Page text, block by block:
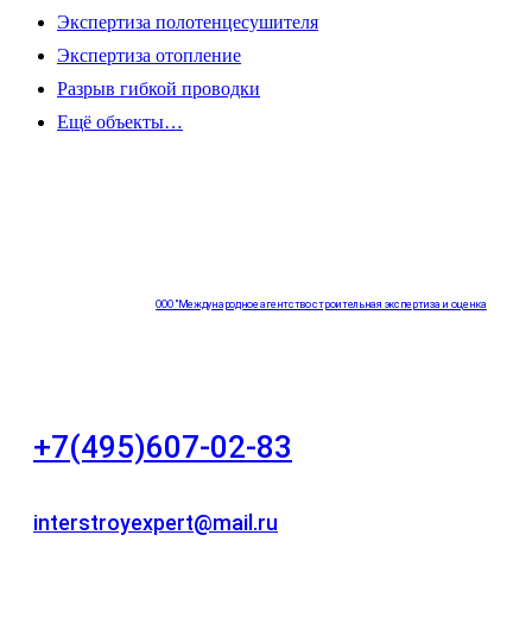
Экспертиза полотенцесушителя
Экспертиза отопление
Разрыв гибкой проводки
Ещё объекты…
ООО "Международное агентство строительная экспертиза и оценка
+7(495)607-02-83
interstroyexpert@mail.ru